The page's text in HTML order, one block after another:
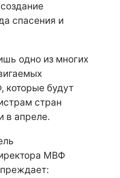
спасения и
одно из многих
которые будут
стран
в апреле.
МВФ